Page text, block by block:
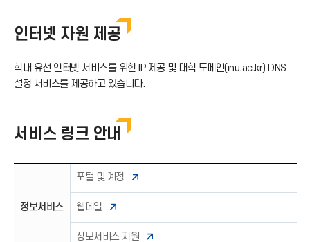
인터넷 자원 제공
학내 유선 인터넷 서비스를 위한 IP 제공 및 대학 도메인(inu.ac.kr) DNS
설정 서비스를 제공하고 있습니다.
서비스 링크 안내
정보서비스
포털 및 계정
웹메일
정보서비스 지원